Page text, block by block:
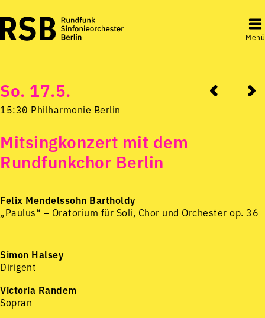
Menü
So. 17.5.
15:30 Philharmonie Berlin
Mitsingkonzert mit dem
Rundfunkchor Berlin
Felix Mendelssohn Bartholdy
„Paulus“ – Oratorium für Soli, Chor und Orchester op. 36
Simon Halsey
Dirigent
Victoria Randem
Sopran